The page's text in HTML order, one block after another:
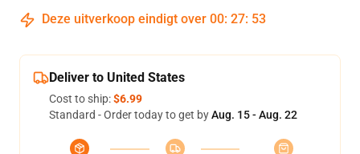
Deze uitverkoop eindigt over 00: 27: 53
Deliver to United States
Cost to ship:$6.99
Standard - Order today to get byAug. 15 - Aug. 22